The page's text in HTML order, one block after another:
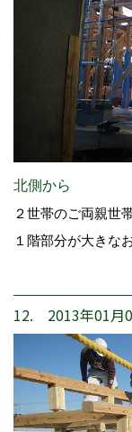
北側から
２世帯のご両親世
１階部分が大きな
12. 2013年01月